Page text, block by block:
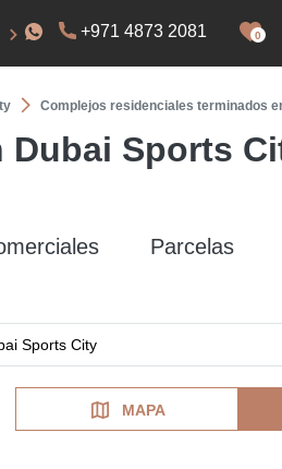
NIE +971 4873 2081 0
Complejos residenciales terminados
Sports
Parcelas
MAPA